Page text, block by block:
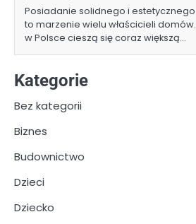
Posiadanie solidnego i estetycznego
to marzenie wielu właścicieli
w Polsce cieszą się coraz większą…
Kategorie
Bez kategorii
Biznes
Budownictwo
Dzieci
Dziecko